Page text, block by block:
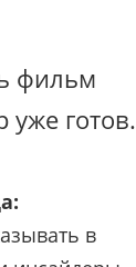
фильм
уже готов.
в